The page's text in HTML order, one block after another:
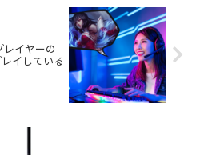
レイヤーの
イしている